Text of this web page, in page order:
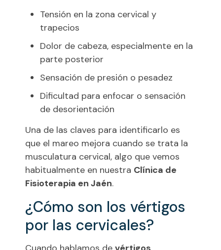
Tensión en la zona cervical y
trapecios
Dolor de cabeza, especialmente en la
parte posterior
Sensación de presión o pesadez
Dificultad para enfocar o sensación
de desorientación
Una de las claves para identificarlo es
que el mareo mejora cuando se trata la
musculatura cervical, algo que vemos
habitualmente en nuestra Clínica de
Fisioterapia en Jaén.
¿Cómo son los vértigos
por las cervicales?